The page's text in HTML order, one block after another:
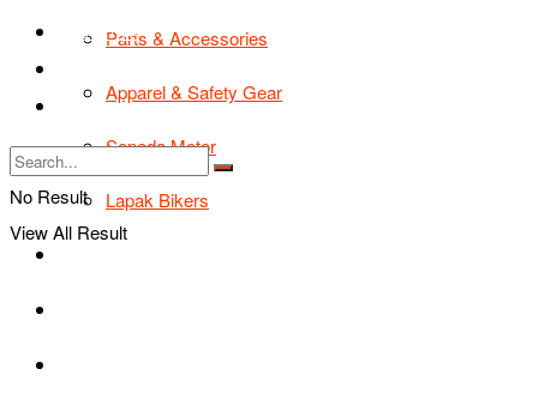
Parts & Accessories
Apparel & Safety Gear
Sepeda Motor
Lapak Bikers
TIPS & TRIK
Tentang Kami
No Result
View All Result